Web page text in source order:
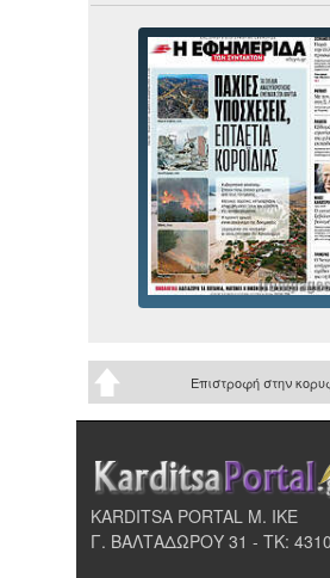
Επιστροφή στην
KARDITSA PORTAL Μ. ΙΚΕ
Γ. ΒΑΛΤΑΔΩΡΟΥ 31 - ΤΚ: